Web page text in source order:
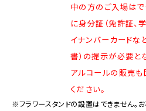
中の方のご入場はで
に身分証（免許証、
イナンバーカード
書）の提示が必要と
アルコールの販売も
ください。
※フラワースタンドの設置はできません。